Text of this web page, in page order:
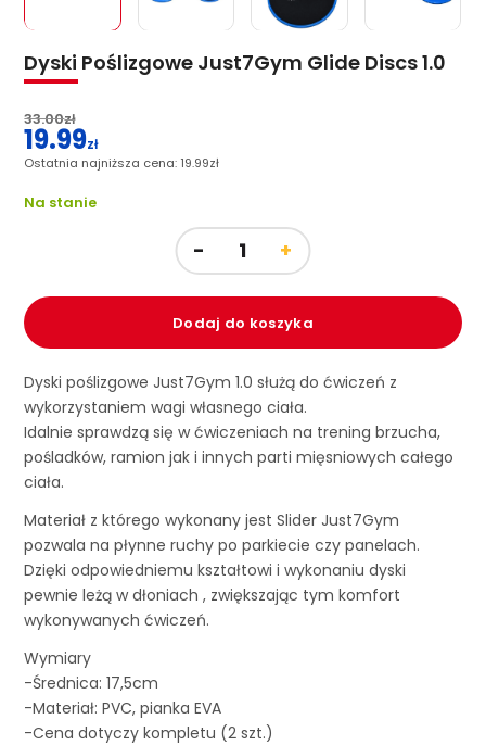
Dyski Poślizgowe Just7Gym Glide Discs 1.0
33.00zł
Pierwotna
cena
wynosiła:
19.99zł
Aktualna
cena
Ostatnia najniższa cena: 19.99zł
Na stanie
Dodaj do koszyka
Dyski poślizgowe Just7Gym 1.0 służą do ćwiczeń z
wykorzystaniem wagi własnego ciała.
Idalnie sprawdzą się w ćwiczeniach na trening brzucha,
pośladków, ramion jak i innych parti mięsniowych całego
ciała.
Materiał z którego wykonany jest Slider Just7Gym
pozwala na płynne ruchy po parkiecie czy panelach.
Dzięki odpowiedniemu kształtowi i wykonaniu dyski
pewnie leżą w dłoniach , zwiększając tym komfort
wykonywanych ćwiczeń.
Wymiary
-Średnica: 17,5cm
-Materiał: PVC, pianka EVA
-Cena dotyczy kompletu (2 szt.)